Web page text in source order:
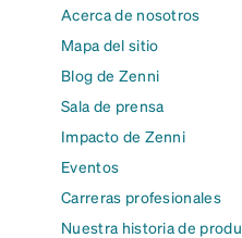
Acerca de nosotros
Mapa del sitio
Blog de Zenni
Sala de prensa
Impacto de Zenni
Eventos
Carreras profesionales
Nuestra historia de